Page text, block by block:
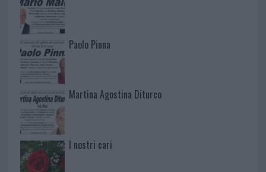
Paolo Pinna
Martina Agostina Diturco
I nostri cari